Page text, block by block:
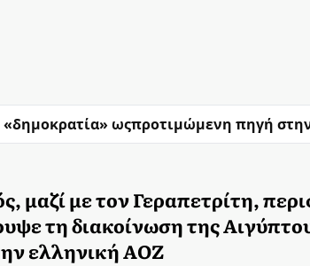
ωςπροτιμώμενη πηγή
μαζί με τον Γεραπετρίτη,
τη διακοίνωση της
ελληνική ΑΟΖ